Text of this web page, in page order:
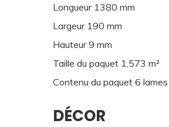
Longueur 1380 mm
Largeur 190 mm
Hauteur 9 mm
Taille du paquet 1,573 m²
Contenu du paquet 6 lames
DÉCOR